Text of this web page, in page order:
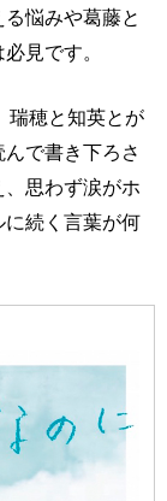
悩みや葛藤と
見です。
瑞穂と知英とが
で書き下ろさ
思わず涙がホ
に続く言葉が何